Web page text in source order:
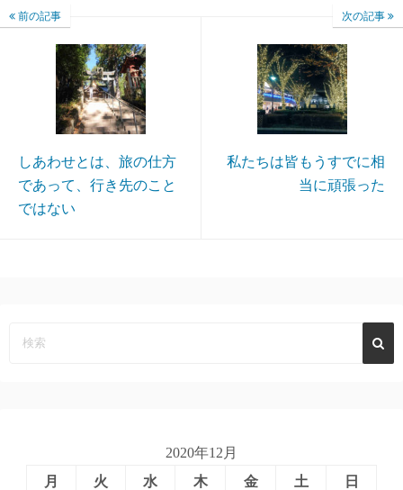
前の記事
しあわせとは、旅の仕方
であって、行き先のこと
ではない
次の記事
私たちは皆もうすでに相
当に頑張った
2020年12月
月
火 水 木 金 土 日